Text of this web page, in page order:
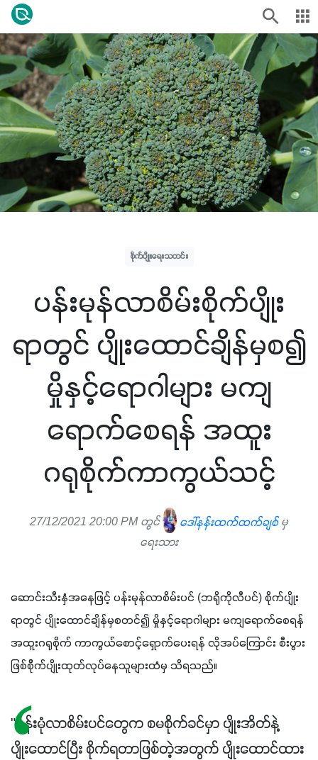
စိုက်ပျိုးရေးသတင်း
ပန်းမုန်လာစိမ်းစိုက်ပျိုး
ရာတွင် ပျိုးထောင်ချိန်မှစ၍
မှိုနှင့်ရောဂါများ မကျ
ရောက်စေရန် အထူး
ဂရုစိုက်ကာကွယ်သင့်
27/12/2021 20:00 PM တွင် ဒေါ်နန်းထက်ထက်ချစ်မှ
ရေးသား
ဆောင်းသီးနှံအနေဖြင့် ပန်းမုန်လာစိမ်းပင် (ဘရိုကိုလီပင်) စိုက်ပျိုး
ရာတွင် ပျိုးထောင်ချိန်မှစတင်၍ မှိုနှင့်ရောဂါများ မကျရောက်စေရန်
အထူးဂရုစိုက် ကာကွယ်စောင့်ရှောက်ပေးရန် လိုအပ်ကြောင်း စီးပွား
ဖြစ်စိိုက်ပျိုးထုတ်လုပ်နေသူများထံမှ သိရသည်။
"ပန်းမုံလာစိမ်းပင်တွေက စမစိုက်ခင်မှာ ပျိုးအိတ်နဲ့
ပျိုးထောင်ပြီး စိုက်ရတာဖြစ်တဲ့အတွက် ပျိုးထောင်ထား